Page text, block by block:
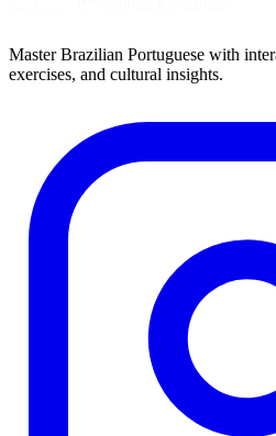
Master Brazilian Portuguese with
exercises, and cultural insights.